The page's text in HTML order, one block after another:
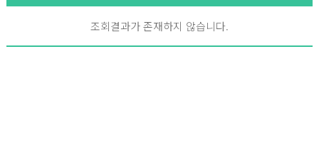
조회결과가 존재하지 않습니다.